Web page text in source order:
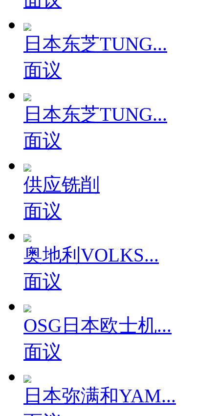
日本东芝TUNG...
面议
日本东芝TUNG...
面议
供应铣削
面议
奥地利VOLKS...
面议
OSG日本欧士机...
面议
日本弥满和YAM...